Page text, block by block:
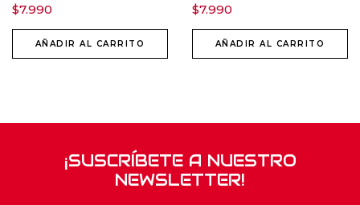
$7.990
AÑADIR AL CARRITO
$7.990
AÑADIR AL CARRITO
¡SUSCRÍBETE A NUESTRO
NEWSLETTER!